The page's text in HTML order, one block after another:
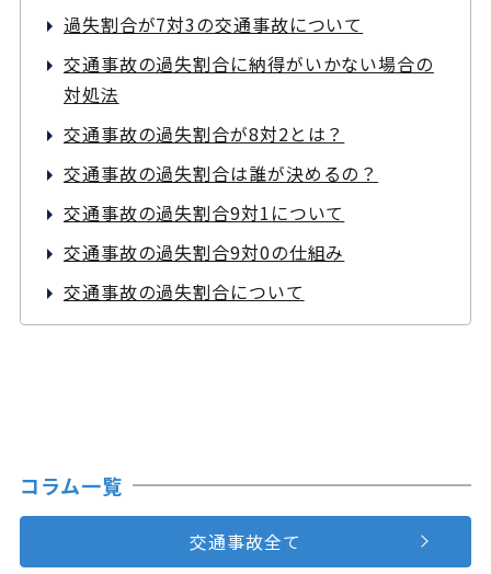
過失割合が7対3の交通事故について
交通事故の過失割合に納得がいかない場合の
対処法
交通事故の過失割合が8対2とは？
交通事故の過失割合は誰が決めるの？
交通事故の過失割合9対1について
交通事故の過失割合9対0の仕組み
交通事故の過失割合について
コラム一覧
交通事故全て